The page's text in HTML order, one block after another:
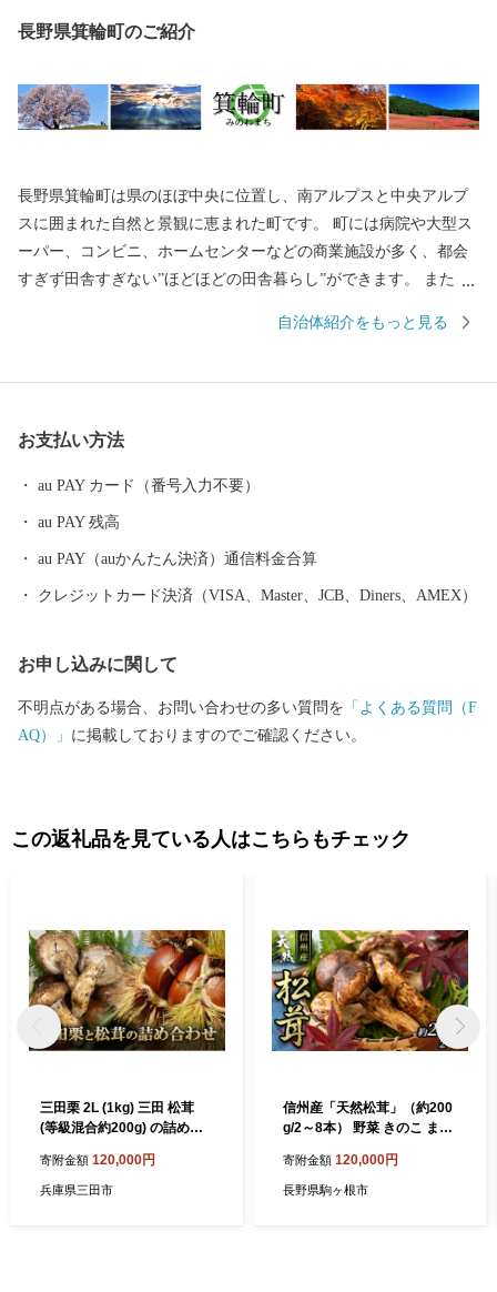
長野県箕輪町のご紹介
長野県箕輪町は県のほぼ中央に位置し、南アルプスと中央アルプ
スに囲まれた自然と景観に恵まれた町です。 町には病院や大型ス
ーパー、コンビニ、ホームセンターなどの商業施設が多く、都会
すぎず田舎すぎない”ほどほどの田舎暮らし”ができます。 また、
るとピンク色の花が一面に咲き誇る「赤そばの里」が有名です。
※ヘッダーの写真が赤そばの里です そしてなんといっても秋の訪
なんと約10,000本ものもみじが植えられており、毎年町外からも
多くの人が訪れる観光スポットです また、じゃらんnet「全国のお
すすめ紅葉スポットランキング」では2020年~2024年の5年連続で
自治体紹介をもっと見る
お支払い方法
au PAY カード（番号入力不要）
au PAY 残高
au PAY（auかんたん決済）通信料金合算
クレジットカード決済（VISA、Master、JCB、Diners、AMEX）
お申し込みに関して
不明点がある場合、お問い合わせの多い質問を 「よくある質問（F
AQ）」 に掲載しておりますのでご確認ください。
この返礼品を見ている人はこちらもチェック
三田栗 2L (1kg) 三田 松茸
(等級混合約200g) の詰め合
のこ キノコ 旬の野菜 贈答品
贈り物 ギフト 食品 ギフト ふ
寄附金額 120,000円
兵庫県三田市
信州産「天然松茸」（約200
g/2～8本） 野菜 きのこ まつ
寄附金額 120,000円
長野県駒ヶ根市